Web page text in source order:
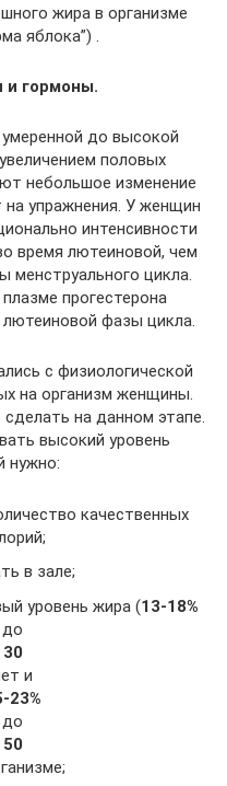
жира в организме
яблока”) .
и гормоны.
до высокой
половых
небольшое изменение
на упражнения. У женщин
интенсивности
время лютеиновой, чем
менструального цикла.
прогестерона
фазы цикла.
с физиологической
на организм женщины.
на данном этапе.
высокий уровень
нужно:
качественных
в зале;
уровень жира (13-18%
до
30
и
23%
до
50